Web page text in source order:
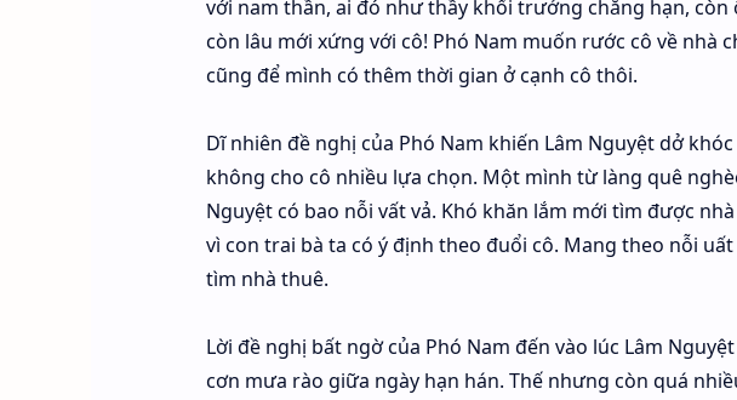
với nam thần, ai đó như thầy khối trưởng chẳng hạn,
còn lâu mới xứng với cô! Phó Nam muốn rước cô về nhà
cũng để mình có thêm thời gian ở cạnh cô thôi.
Dĩ nhiên đề nghị của Phó Nam khiến Lâm Nguyệt dở
không cho cô nhiều lựa chọn. Một mình từ làng quê
Nguyệt có bao nỗi vất vả. Khó khăn lắm mới tìm được
vì con trai bà ta có ý định theo đuổi cô. Mang theo nỗi
tìm nhà thuê.
Lời đề nghị bất ngờ của Phó Nam đến vào lúc Lâm
cơn mưa rào giữa ngày hạn hán. Thế nhưng còn quá